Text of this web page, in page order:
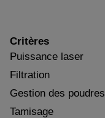
Critères
Puissance laser
Filtration
Gestion des poudres
Tamisage